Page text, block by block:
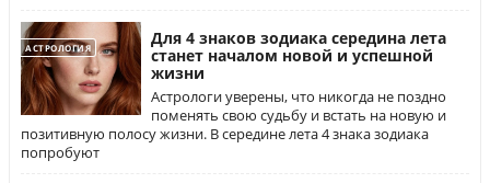
АСТРОЛОГИЯ
Для 4 знаков зодиака середина лета
станет началом новой и успешной
жизни
Астрологи уверены, что никогда не поздно
поменять свою судьбу и встать на новую и
позитивную полосу жизни. В середине лета 4 знака зодиака
попробуют